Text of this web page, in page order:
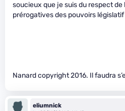
soucieux que je suis du respect de
prérogatives des pouvoirs
Nanard copyright 2016. Il faudra
eliumnick